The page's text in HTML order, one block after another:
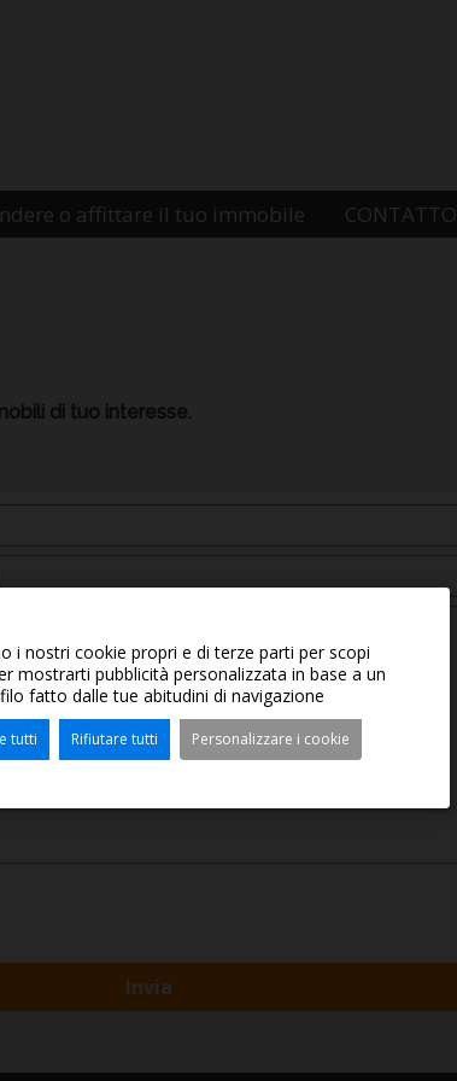
o affittare il tuo immobile CONTATTO
di tuo interesse.
Invia
i nostri cookie propri e di terze parti per scopi
mostrarti pubblicità personalizzata in base a un
fatto dalle tue abitudini di navigazione
tutti Rifiutare tutti Personalizzare i cookie